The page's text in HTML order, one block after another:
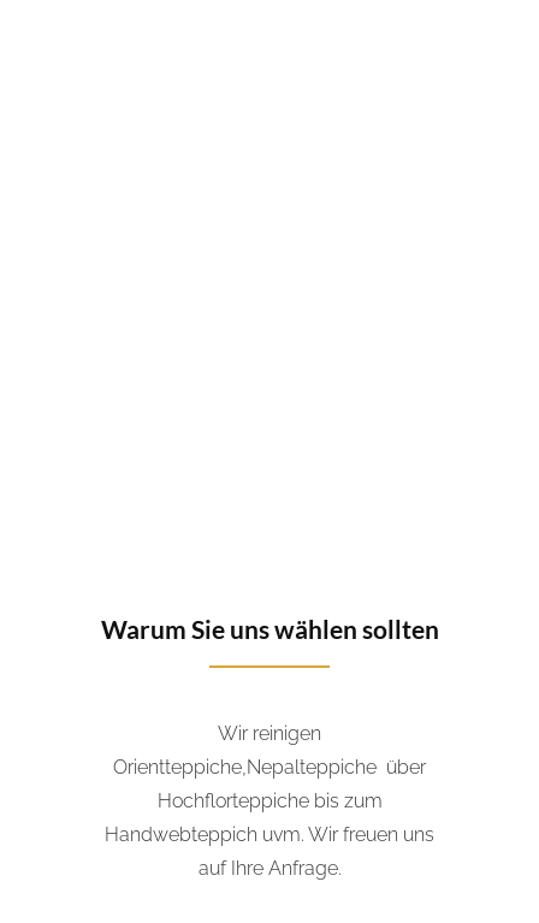
Warum Sie uns wählen sollten
Wir reinigen
Orientteppiche,Nepalteppiche über
Hochflorteppiche bis zum
Handwebteppich uvm. Wir freuen uns
auf Ihre Anfrage.